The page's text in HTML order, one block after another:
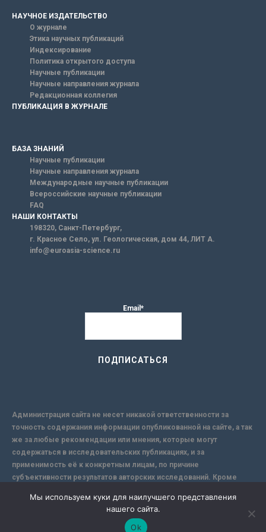
НАУЧНОЕ ИЗДАТЕЛЬСТВО
О журнале
Этика научных публикаций
Индексирование
Политика открытого доступа
Научные публикации
Научные направления журнала
Редакционная коллегия
ПУБЛИКАЦИЯ В ЖУРНАЛЕ
БАЗА ЗНАНИЙ
Научные публикации
Научные направления журнала
Международные научные публикации
Всероссийские научные публикации
FAQ
НАШИ КОНТАКТЫ
198320, Санкт-Петербург,
г. Красное Село, ул. Геологическая, дом 44, ЛИТ А.
info@euroasia-science.ru
Email*
Администрация сайта не несет никакой ответственности за
точность содержания информации опубликованной на сайте, а так
же за любые рекомендации или мнения, которые могут
содержаться в исследовательских публикациях, и за
применимость её к конкретным лицам, по причине
субъективности результатов авторских исследований. Кроме
надежной защиты информации, Сайт не несет ответственности за
Мы используем куки для наилучшего представления
нашего сайта.
Ok